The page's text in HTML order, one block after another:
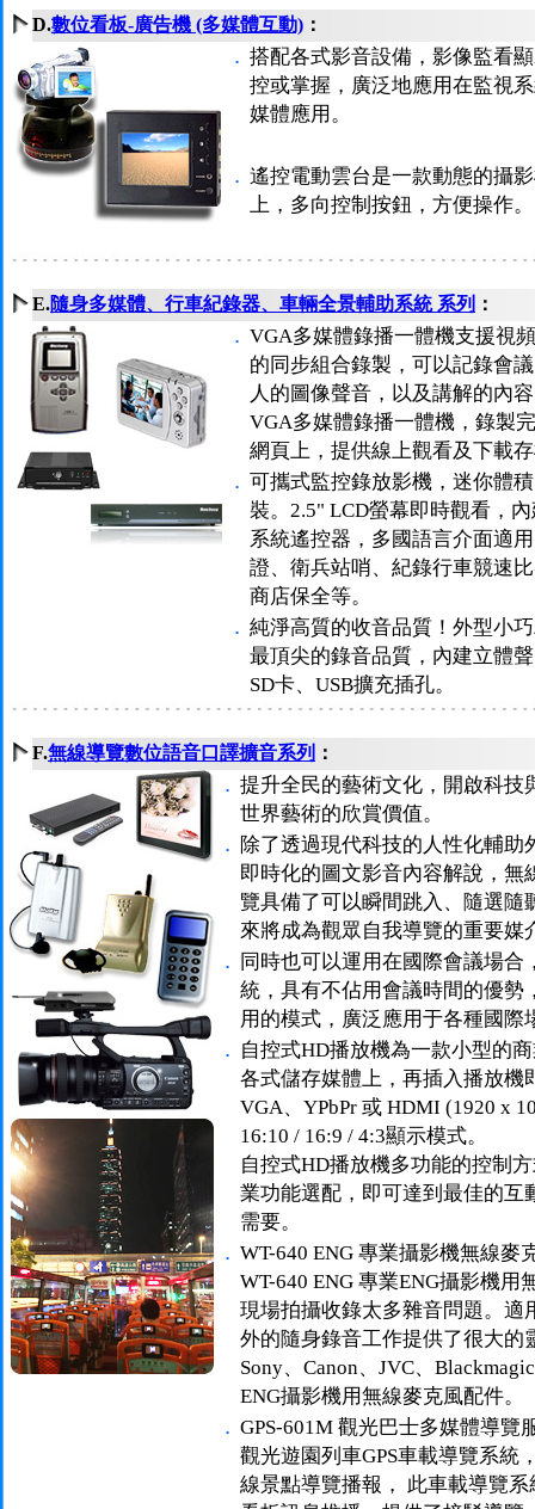
D.數位看板-廣告機 (多媒體互動) ：
． 搭配各式影音設備，影像監看
控或掌握，廣泛地應用在監視
媒體應用。
． 遙控電動雲台是一款動態的攝
上，多向控制按鈕，方便操作。
E.隨身多媒體、行車紀錄器、車輛全景輔助系統 系列 ：
． VGA多媒體錄播一體機支援視
的同步組合錄製，可以記錄會
人的圖像聲音，以及講解的內
VGA多媒體錄播一體機，錄製
網頁上，提供線上觀看及下載
． 可攜式監控錄放影機，迷你體
裝。2.5" LCD螢幕即時觀看，
系統遙控器，多國語言介面適
證、衛兵站哨、紀錄行車競速
商店保全等。
． 純淨高質的收音品質！外型小
最頂尖的錄音品質，內建立體
SD卡、USB擴充插孔。
F.無線導覽數位語音口譯擴音系列 ：
． 提升全民的藝術文化，開啟科技
世界藝術的欣賞價值。
． 除了透過現代科技的人性化輔
即時化的圖文影音內容解說，無
覽具備了可以瞬間跳入、隨選隨
來將成為觀眾自我導覽的重要媒
． 同時也可以運用在國際會議場
統，具有不佔用會議時間的優勢
用的模式，廣泛應用于各種國際
． 自控式HD播放機為一款小型的
各式儲存媒體上，再插入播放機
VGA、YPbPr 或 HDMI (1920 x
16:10 / 16:9 / 4:3顯示模式。
自控式HD播放機多功能的控制
業功能選配，即可達到最佳的互
需要。
． WT-640 ENG 專業攝影機無線麥
WT-640 ENG 專業ENG攝影機
現場拍攝收錄太多雜音問題。適
外的隨身錄音工作提供了很大的
Sony、Canon、JVC、
ENG攝影機用無線麥克風配件。
． GPS-601M 觀光巴士多媒體導覽
觀光遊園列車GPS車載導覽系統
線景點導覽播報， 此車載導覽